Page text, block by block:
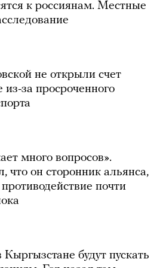
к россиянам. Местные
не открыли счет
из-за просроченного
много вопросов».
что он сторонник альянса,
почти
будут пускать